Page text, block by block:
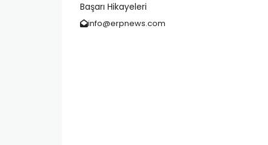
Başarı Hikayeleri
info@erpnews.com